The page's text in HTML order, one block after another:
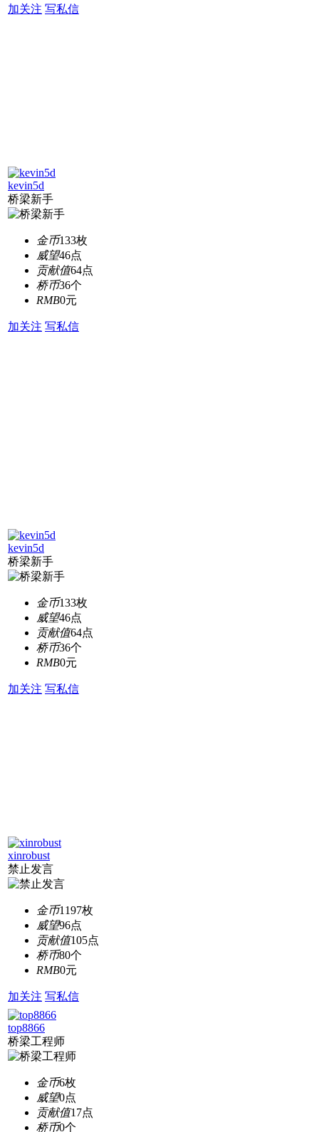
加关注 写私信
kevin5d
桥梁新手
金币133枚
威望46点
贡献值64点
桥币36个
RMB0元
加关注 写私信
kevin5d
桥梁新手
金币133枚
威望46点
贡献值64点
桥币36个
RMB0元
加关注 写私信
xinrobust
禁止发言
金币1197枚
威望96点
贡献值105点
桥币80个
RMB0元
加关注 写私信
top8866
桥梁工程师
金币6枚
威望0点
贡献值17点
桥币0个